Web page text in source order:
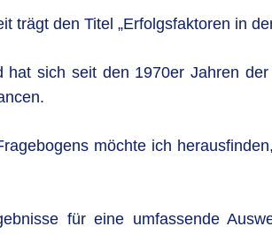
trägt den Titel „Erfolgsfaktoren in
hat sich seit den 1970er Jahren
möchte ich
für eine umfassende